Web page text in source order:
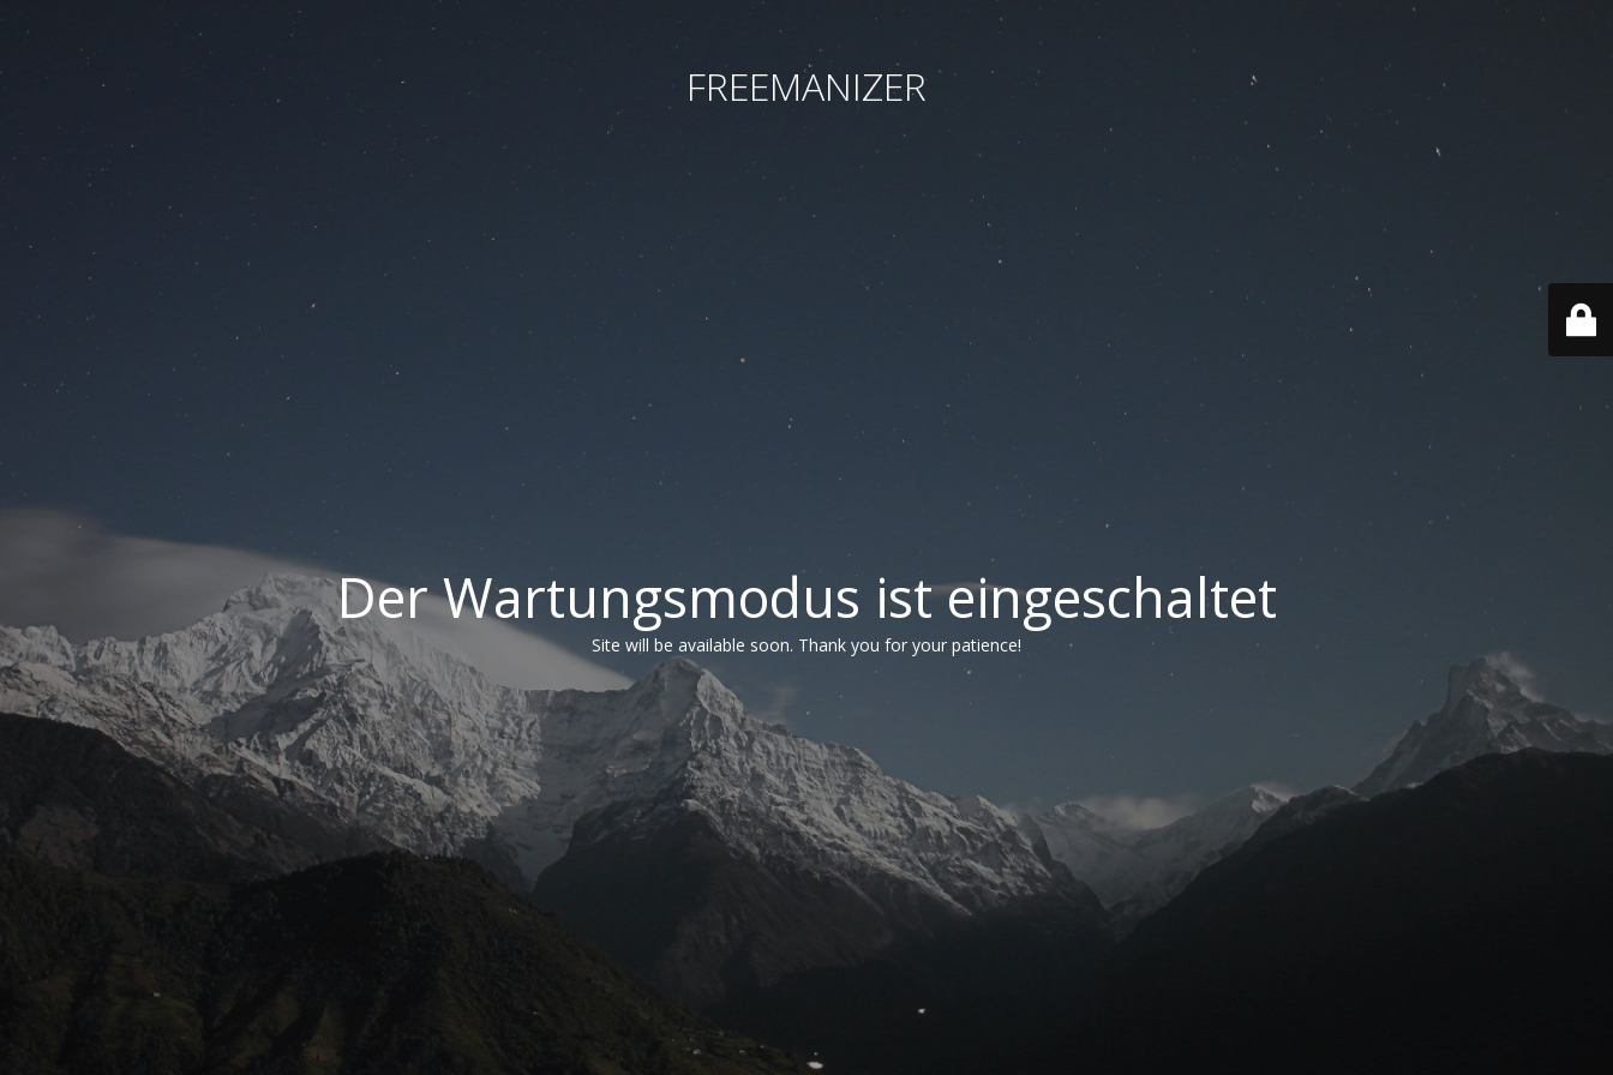
FREEMANIZER
Der Wartungsmodus ist eingeschaltet
Site will be available soon. Thank you for your patience!